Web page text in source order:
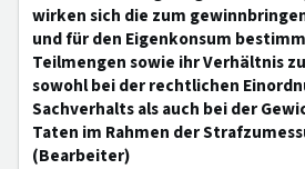
wirken sich die zum
und für den Eigenkonsum
Teilmengen sowie ihr Verhältnis
sowohl bei der rechtlichen
Sachverhalts als auch bei der
Taten im Rahmen der
(Bearbeiter)